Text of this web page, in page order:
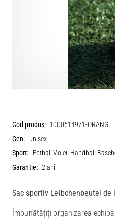
Cod produs: 1000614971-ORANGE
Gen: unisex
Sport: Fotbal, Volei, Handbal,
Garantie: 2 ani
Sac sportiv Leibchenbeutel de
Îmbunătățiți organizarea